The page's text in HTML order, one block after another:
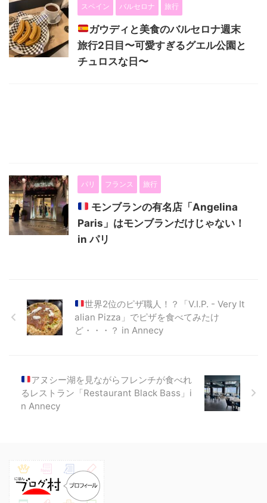
スペイン バルセロナ 旅行
ガウディと美食のバルセロナ週末
旅行2日目〜可愛すぎるグエル公園と
チュロスな日〜
パリ フランス 旅行
モンブランの有名店「Angelina
Paris」はモンブランだけじゃない！
in パリ
世界2位のピザ職人！？「V.I.P. - Very It
alian Pizza」でピザを食べてみたけ
ど・・・？ in Annecy
アヌシー湖を見ながらフレンチが食べれ
るレストラン「Restaurant Black Bass」i
n Annecy